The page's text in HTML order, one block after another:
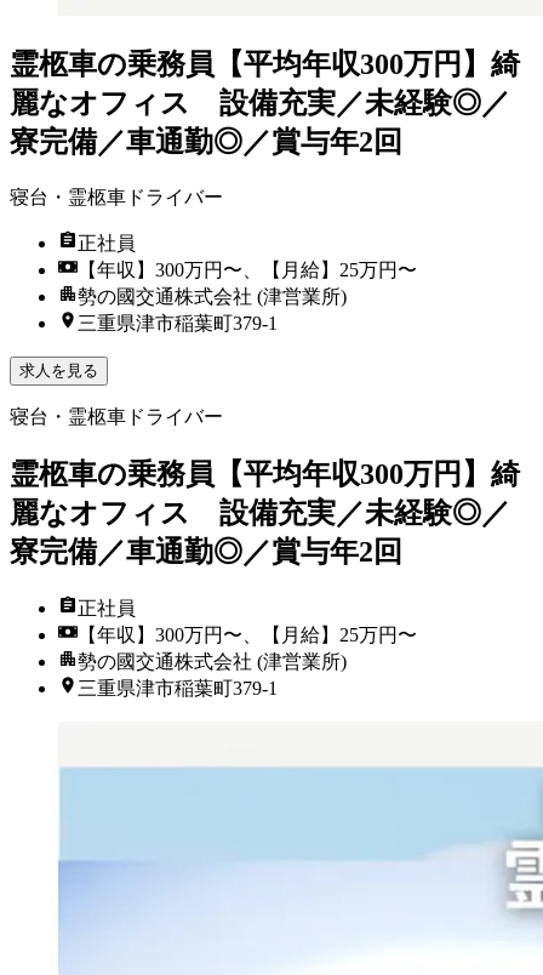
霊柩車の乗務員【平均年収300万円】綺
麗なオフィス 設備充実／未経験◎／
寮完備／車通勤◎／賞与年2回
寝台・霊柩車ドライバー
正社員
【年収】300万円〜、【月給】25万円〜
勢の國交通株式会社 (津営業所)
三重県津市稲葉町379-1
求人を見る
寝台・霊柩車ドライバー
霊柩車の乗務員【平均年収300万円】綺
麗なオフィス 設備充実／未経験◎／
寮完備／車通勤◎／賞与年2回
正社員
【年収】300万円〜、【月給】25万円〜
勢の國交通株式会社 (津営業所)
三重県津市稲葉町379-1